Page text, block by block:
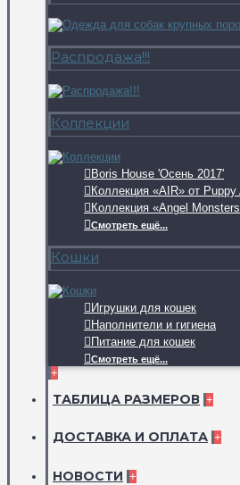
Распродажа!!!
Коллекции
Boris House 'Осень 2017'
Коллекция «AIR» от Puppy
Коллекция «Angel
Смотреть ещё...
Кошки
Игрушки для кошек
Наполнители и гигиена
Питание для кошек
Смотреть ещё...
+
ТАБЛИЦА РАЗМЕРОВ +
ДОСТАВКА И ОПЛАТА +
НОВОСТИ +